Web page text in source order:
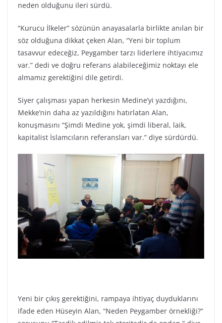
neden olduğunu ileri sürdü.
“Kurucu İlkeler” sözünün anayasalarla birlikte anılan bir
söz olduğuna dikkat çeken Alan, “Yeni bir toplum
tasavvur edeceğiz, Peygamber tarzı liderlere ihtiyacımız
var.” dedi ve doğru referans alabileceğimiz noktayı ele
almamız gerektiğini dile getirdi.
Siyer çalışması yapan herkesin Medine’yi yazdığını,
Mekke’nin daha az yazıldığını hatırlatan Alan,
konuşmasını “Şimdi Medine yok, şimdi liberal, laik,
kapitalist İslamcıların referansları var.” diye sürdürdü.
Yeni bir çıkış gerektiğini, rampaya ihtiyaç duyduklarını
ifade eden Hüseyin Alan, “Neden Peygamber örnekliği?”